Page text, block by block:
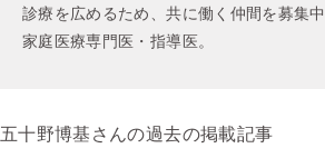
診療を広めるため、共に働く仲間を募集
家庭医療専門医・指導医。
五十野博基さんの過去の掲載記事